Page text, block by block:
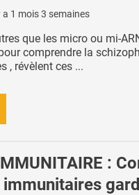
a 1 mois 3 semaines
que les micro ou mi-
comprendre la
, révèlent ces ...
: